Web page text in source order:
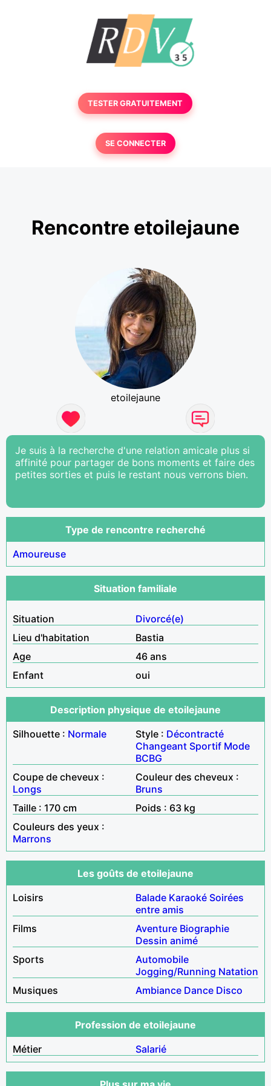
TESTER GRATUITEMENT
SE CONNECTER
Rencontre etoilejaune
etoilejaune
Je suis à la recherche d'une relation amicale plus si
affinité pour partager de bons moments et faire des
petites sorties et puis le restant nous verrons bien.
Type de rencontre recherché
Amoureuse
Situation familiale
Situation
Divorcé(e)
Lieu d'habitation
Bastia
Age
46 ans
Enfant
oui
Description physique de etoilejaune
Silhouette : Normale Style : Décontracté
Changeant Sportif Mode
BCBG
Coupe de cheveux :
Longs
Couleur des cheveux :
Bruns
Taille : 170 cm
Poids : 63 kg
Couleurs des yeux :
Marrons
Les goûts de etoilejaune
Loisirs
Balade Karaoké Soirées
entre amis
Films
Aventure Biographie
Dessin animé
Sports
Automobile
Jogging/Running Natation
Musiques
Ambiance Dance Disco
Profession de etoilejaune
Métier
Salarié